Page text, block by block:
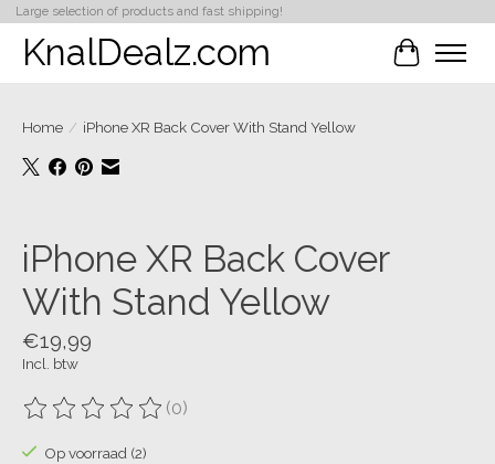
Large selection of products and fast shipping!
KnalDealz.com
Home / iPhone XR Back Cover With Stand Yellow
iPhone XR Back Cover
With Stand Yellow
€19,99
Incl. btw
De beoordeling van dit product is
(0)
Op voorraad (2)